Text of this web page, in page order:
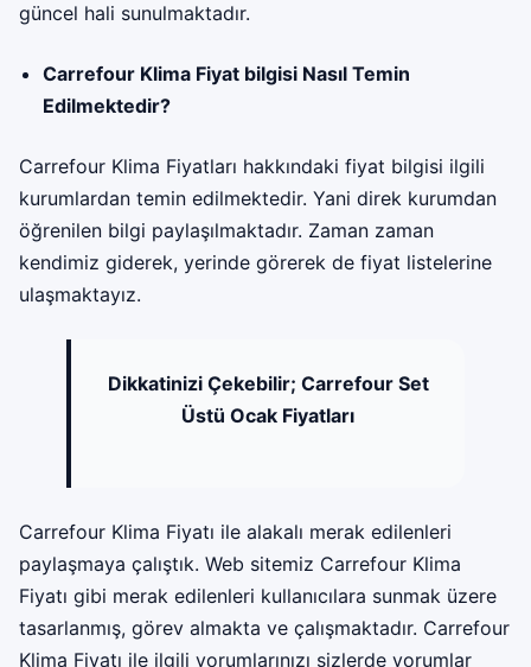
güncel hali sunulmaktadır.
Carrefour Klima Fiyat bilgisi Nasıl Temin
Edilmektedir?
Carrefour Klima Fiyatları hakkındaki fiyat bilgisi ilgili
kurumlardan temin edilmektedir. Yani direk kurumdan
öğrenilen bilgi paylaşılmaktadır. Zaman zaman
kendimiz giderek, yerinde görerek de fiyat listelerine
ulaşmaktayız.
Dikkatinizi Çekebilir; Carrefour Set
Üstü Ocak Fiyatları
Carrefour Klima Fiyatı ile alakalı merak edilenleri
paylaşmaya çalıştık. Web sitemiz Carrefour Klima
Fiyatı gibi merak edilenleri kullanıcılara sunmak üzere
tasarlanmış, görev almakta ve çalışmaktadır. Carrefour
Klima Fiyatı ile ilgili yorumlarınızı sizlerde yorumlar